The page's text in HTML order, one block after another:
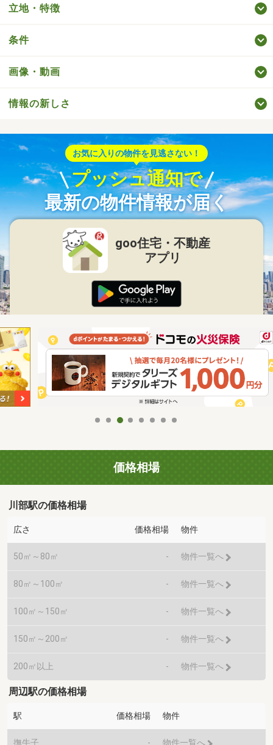
立地・特徴
条件
画像・動画
情報の新しさ
お気に入りの物件を見逃さない！
プッシュ通知で
最新の物件情報が届く
goo住宅・不動産
アプリ
価格相場
川部駅の価格相場
広さ 価格相場 物件
50㎡～80㎡ - 物件一覧へ
80㎡～100㎡ - 物件一覧へ
100㎡～150㎡ - 物件一覧へ
150㎡～200㎡ - 物件一覧へ
200㎡以上 - 物件一覧へ
周辺駅の価格相場
駅 価格相場 物件
撫牛子 - 物件一覧へ